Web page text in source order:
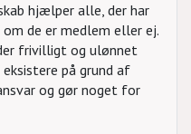
hjælper alle, der har
de er medlem eller ej.
frivilligt og ulønnet
på grund af
og gør noget for